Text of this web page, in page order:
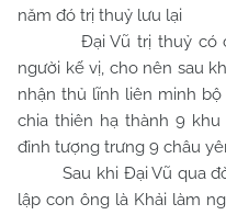
năm đó trị thuỷ lưu lại
Đại Vũ trị thuỷ có
người kế vị, cho nên sau
nhận thủ lĩnh liên minh bộ
chia thiên hạ thành 9
đỉnh tượng trưng 9 châu
Sau khi Đại Vũ qua
lập con ông là Khải làm